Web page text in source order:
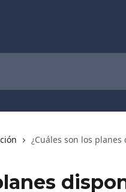
¿Cuáles son los planes